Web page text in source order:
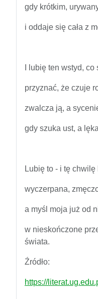
gdy krótkim,
i oddaje się cała z
I lubię ten wstyd,
przyznać, że czuje
zwalcza ją, a
gdy szuka ust, a
Lubię to - i tę
wyczerpana,
a myśl moja już od
w nieskończone
świata.
Źródło:
https://